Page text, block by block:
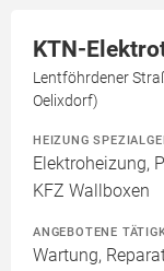
KTN-
Lentföhrdener
Oelixdorf)
HEIZUNG
Elektroheizung,
KFZ Wallboxen
ANGEBOTENE
Wartung,